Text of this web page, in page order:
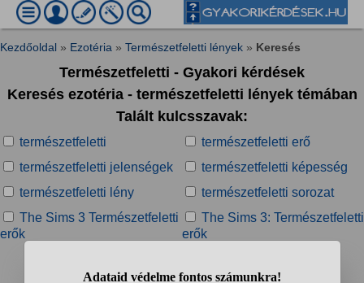
Kezdőoldal » Ezotéria » Természetfeletti lények » Keresés
Természetfeletti - Gyakori kérdések
Keresés ezotéria - természetfeletti lények témában
Talált kulcsszavak:
természetfeletti
természetfeletti erő
természetfeletti jelenségek
természetfeletti képesség
természetfeletti lény
természetfeletti sorozat
The Sims 3 Természetfeletti
erők
The Sims 3: Természetfeletti
erők
Talált kérdések: